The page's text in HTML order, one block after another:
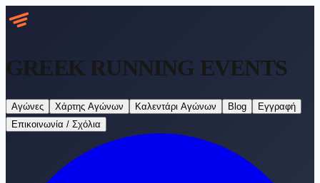
GREEK RUNNING EVENTS
Αγώνες Χάρτης Αγώνων Καλεντάρι Αγώνων Blog
Εγγραφή
Επικοινωνία / Σχόλια